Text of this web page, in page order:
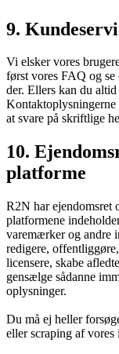
9.
Vi elsker vores
først vores FAQ og se
der. Ellers kan du
at svare på skriftlige
10.
platforme
R2N har ejendomsret
platformene
varemærker og andre
redigere,
licensere, skabe
gensælge sådanne
oplysninger.
Du må ej heller
eller scraping af vores